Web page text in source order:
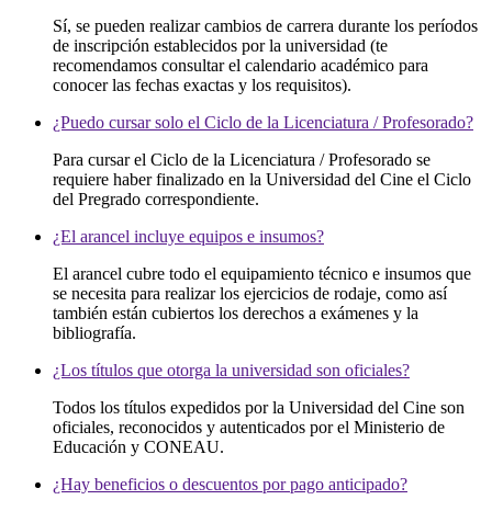
Sí, se pueden realizar cambios de carrera durante los períodos
de inscripción establecidos por la universidad (te
recomendamos consultar el calendario académico para
conocer las fechas exactas y los requisitos).
¿Puedo cursar solo el Ciclo de la Licenciatura / Profesorado?
Para cursar el Ciclo de la Licenciatura / Profesorado se
requiere haber finalizado en la Universidad del Cine el Ciclo
del Pregrado correspondiente.
¿El arancel incluye equipos e insumos?
El arancel cubre todo el equipamiento técnico e insumos que
se necesita para realizar los ejercicios de rodaje, como así
también están cubiertos los derechos a exámenes y la
bibliografía.
¿Los títulos que otorga la universidad son oficiales?
Todos los títulos expedidos por la Universidad del Cine son
oficiales, reconocidos y autenticados por el Ministerio de
Educación y CONEAU.
¿Hay beneficios o descuentos por pago anticipado?